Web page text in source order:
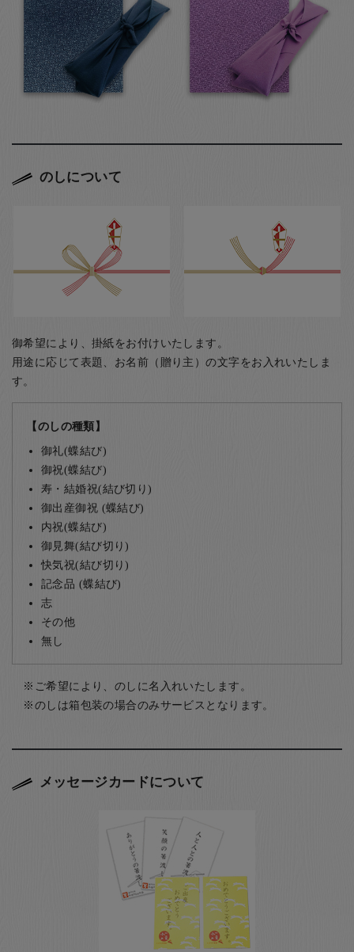
のしについて
御希望により、掛紙をお付けいたします。
用途に応じて表題、お名前（贈り主）の文字をお入れいたしま
す。
【のしの種類】
御礼(蝶結び)
御祝(蝶結び)
寿・結婚祝(結び切り)
御出産御祝 (蝶結び)
内祝(蝶結び)
御見舞(結び切り)
快気祝(結び切り)
記念品 (蝶結び)
志
その他
無し
ご希望により、のしに名入れいたします。
のしは箱包装の場合のみサービスとなります。
メッセージカードについて